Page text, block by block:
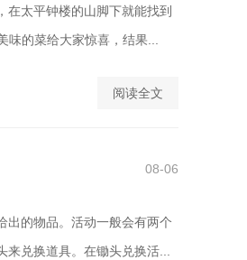
太平钟楼的山脚下就能找到
味的菜给大家惊喜，结果...
阅读全文
08-06
出的物品。活动一般会有两个
来兑换道具。在锄头兑换活...